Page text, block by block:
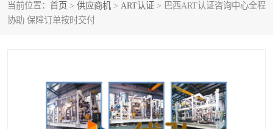
当前位置： 首页 > 供应商机 > ART认证 > 巴西ART认证咨询中心全程
协助 保障订单按时交付
巴西认证 RETIE认证